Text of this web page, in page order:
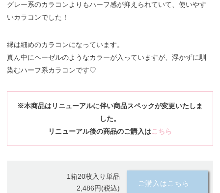
グレー系のカラコンよりもハーフ感が抑えられていて、使いやす
いカラコンでした！
縁は細めのカラコンになっています。
真ん中にヘーゼルのようなカラーが入っていますが、浮かずに馴
染むハーフ系カラコンです♡
※本商品はリニューアルに伴い商品スペックが変更いたしま
した。
リニューアル後の商品のご購入はこちら
1箱20枚入り単品
2,486円(税込)
ご購入はこちら